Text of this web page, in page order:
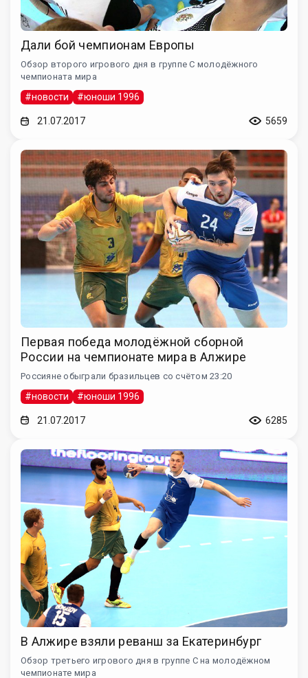
Дали бой чемпионам Европы
Обзор второго игрового дня в группе С молодёжного
чемпионата мира
#новости #юноши 1996
21.07.2017 5659
Первая победа молодёжной сборной
России на чемпионате мира в Алжире
Россияне обыграли бразильцев со счётом 23:20
#новости #юноши 1996
21.07.2017 6285
В Алжире взяли реванш за Екатеринбург
Обзор третьего игрового дня в группе С на молодёжном
чемпионате мира